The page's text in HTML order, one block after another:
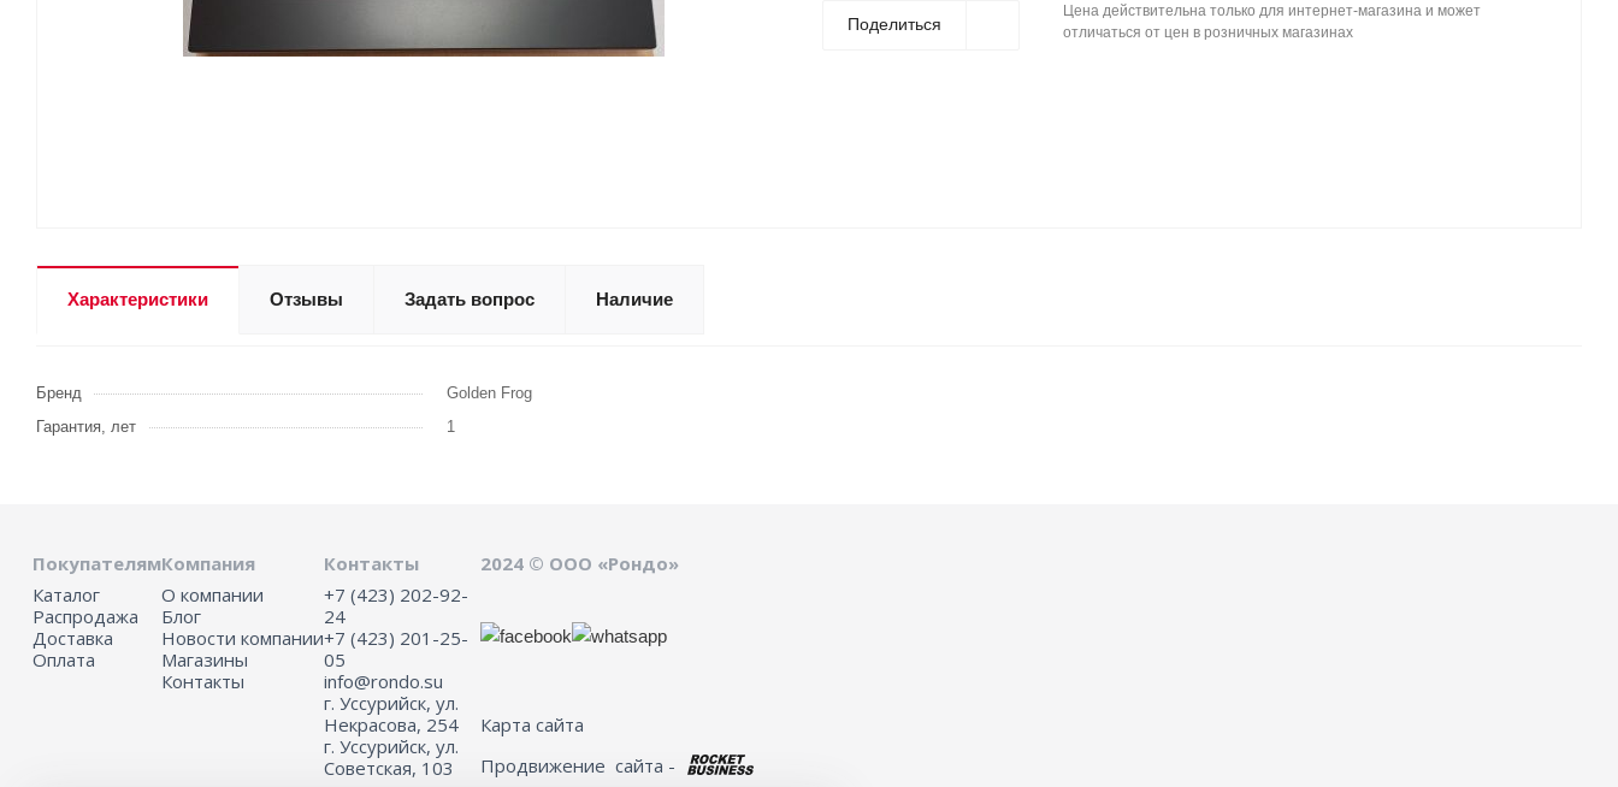
Поделиться
Цена действительна только для интернет-магазина и может
отличаться от цен в розничных магазинах
Характеристики Отзывы Задать вопрос Наличие
Бренд
Golden Frog
Гарантия, лет
1
Покупателям
Каталог
Распродажа
Доставка
Оплата
Компания
О компании
Блог
Новости компании
Магазины
Контакты
Контакты
+7 (423) 202-92-
24
+7 (423) 201-25-
05
info@rondo.su
г. Уссурийск, ул.
Некрасова, 254
г. Уссурийск, ул.
Советская, 103
2024 © ООО «Рондо»
Карта сайта
Продвижение сайта -